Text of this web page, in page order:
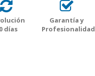
días
Garantía y
Profesionalidad